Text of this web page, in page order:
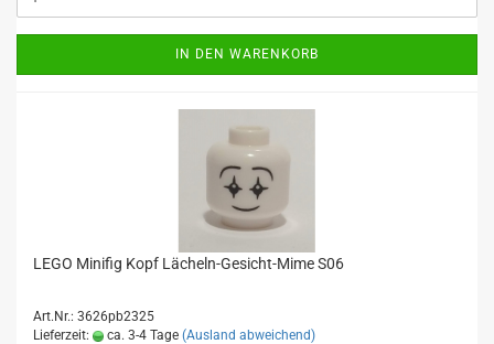
IN DEN WARENKORB
LEGO Minifig Kopf Lächeln-Gesicht-Mime S06
Art.Nr.: 3626pb2325
Lieferzeit:
ca. 3-4 Tage (Ausland abweichend)